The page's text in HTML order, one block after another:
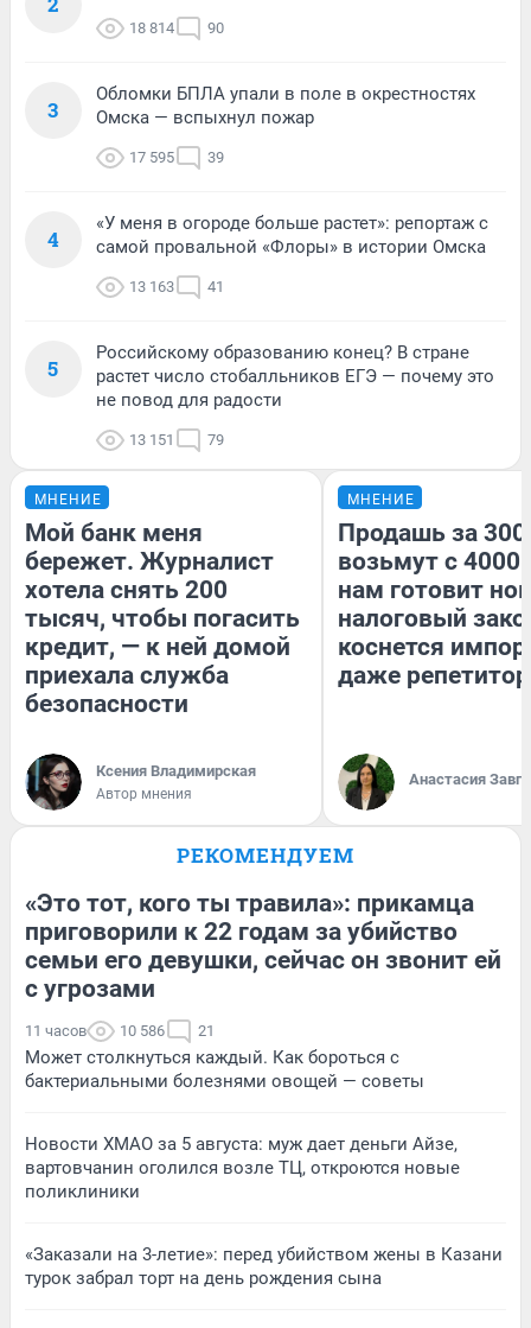
18 814 90
3
Обломки БПЛА упали в поле в окрестностях
Омска — вспыхнул пожар
17 595 39
4
«У меня в огороде больше растет»: репортаж с
самой провальной «Флоры» в истории Омска
13 163 41
5
Российскому образованию конец? В стране
растет число стобалльников ЕГЭ — почему это
не повод для радости
13 151 79
МНЕНИЕ
Мой банк меня
бережет. Журналист
хотела снять 200
тысяч, чтобы погасить
кредит, — к ней домой
приехала служба
безопасности
Ксения Владимирская
Автор мнения
МНЕНИЕ
Продашь за
возьмут с
нам готовит
налоговый
коснется
даже
Анастасия
РЕКОМЕНДУЕМ
«Это тот, кого ты травила»: прикамца
приговорили к 22 годам за убийство
семьи его девушки, сейчас он звонит ей
с угрозами
11 часов 10 586 21
Может столкнуться каждый. Как бороться с
бактериальными болезнями овощей — советы
Новости ХМАО за 5 августа: муж дает деньги Айзе,
вартовчанин оголился возле ТЦ, откроются новые
поликлиники
«Заказали на 3-летие»: перед убийством жены в Казани
турок забрал торт на день рождения сына